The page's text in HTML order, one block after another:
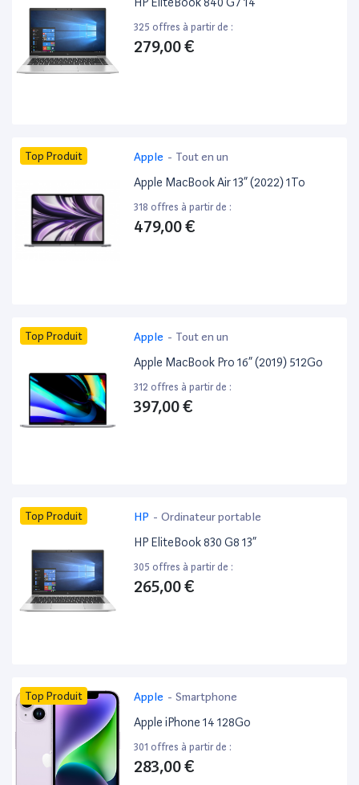
325 offres à partir de :
279,00 €
Top Produit Apple - Tout en un
Apple MacBook Air 13” (2022) 1To
318 offres à partir de :
479,00 €
Top Produit Apple - Tout en un
Apple MacBook Pro 16” (2019) 512Go
312 offres à partir de :
397,00 €
Top Produit HP - Ordinateur portable
HP EliteBook 830 G8 13”
305 offres à partir de :
265,00 €
Top Produit Apple - Smartphone
Apple iPhone 14 128Go
301 offres à partir de :
283,00 €